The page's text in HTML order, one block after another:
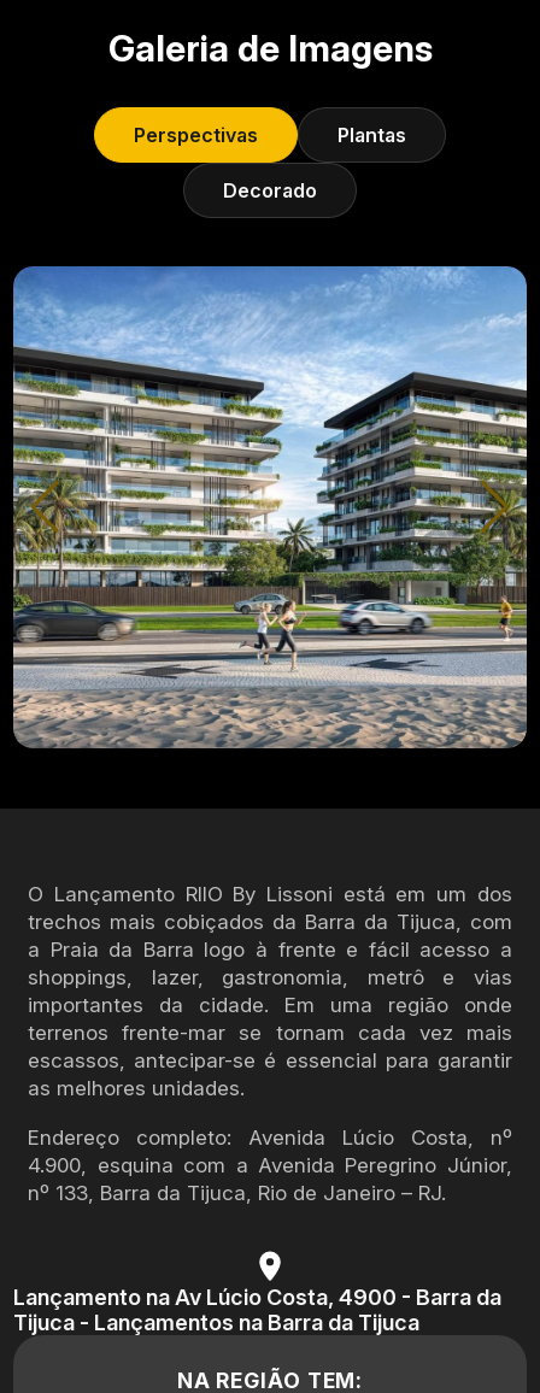
Galeria de Imagens
Perspectivas Plantas
Decorado
O Lançamento RIIO By Lissoni está em um dos
trechos mais cobiçados da Barra da Tijuca, com
a Praia da Barra logo à frente e fácil acesso a
shoppings, lazer, gastronomia, metrô e vias
importantes da cidade. Em uma região onde
terrenos frente-mar se tornam cada vez mais
escassos, antecipar-se é essencial para garantir
as melhores unidades.
Endereço completo: Avenida Lúcio Costa, nº
4.900, esquina com a Avenida Peregrino Júnior,
nº 133, Barra da Tijuca, Rio de Janeiro – RJ.
Lançamento na Av Lúcio Costa, 4900 - Barra da
Tijuca - Lançamentos na Barra da Tijuca
NA REGIÃO TEM: